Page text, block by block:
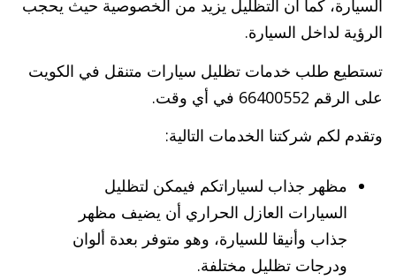
السيارة، كما ان التظليل يزيد من الخصوصية حيث يحجب
الرؤية لداخل السيارة.
تستطيع طلب خدمات تظليل سيارات متنقل في الكويت
على الرقم 66400552 في أي وقت.
وتقدم لكم شركتنا الخدمات التالية:
مظهر جذاب لسياراتكم فيمكن لتظليل
السيارات العازل الحراري أن يضيف مظهر
جذاب وأنيقا للسيارة، وهو متوفر بعدة ألوان
ودرجات تظليل مختلفة.